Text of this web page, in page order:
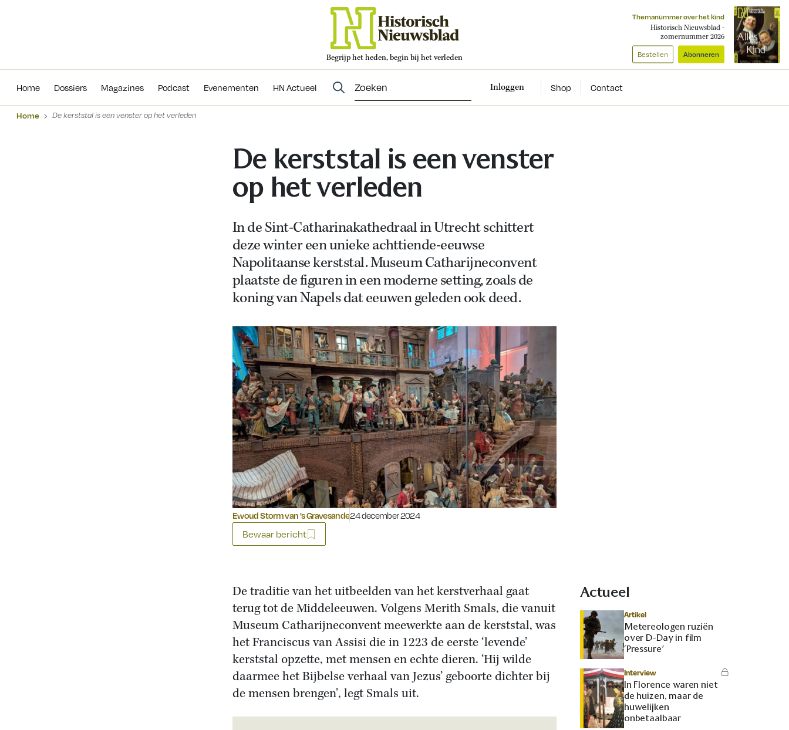
Begrijp het heden, begin bij het verleden
Themanummer over het kind
Historisch Nieuwsblad -
zomernummer 2026
Bestellen Abonneren
Home Dossiers Magazines Podcast Evenementen HN Actueel Inloggen Shop Contact
Evenementen
Home De kerststal is een venster op het verleden
De kerststal is een venster
op het verleden
In de Sint-Catharinakathedraal in Utrecht schittert
deze winter een unieke achttiende-eeuwse
Napolitaanse kerststal. Museum Catharijneconvent
plaatste de figuren in een moderne setting, zoals de
koning van Napels dat eeuwen geleden ook deed.
Ewoud Storm van 's GravesandeGepubliceerd op:
24 december 2024
Bewaar bericht
De traditie van het uitbeelden van het kerstverhaal gaat
terug tot de Middeleeuwen. Volgens Merith Smals, die vanuit
Museum Catharijneconvent meewerkte aan de kerststal, was
het Franciscus van Assisi die in 1223 de eerste ‘levende’
kerststal opzette, met mensen en echte dieren. ‘Hij wilde
daarmee het Bijbelse verhaal van Jezus’ geboorte dichter bij
de mensen brengen’, legt Smals uit.
Actueel
Artikel
Metereologen ruziën
over D-Day in film
‘Pressure’
Interview
In Florence waren niet
de huizen, maar de
huwelijken
onbetaalbaar